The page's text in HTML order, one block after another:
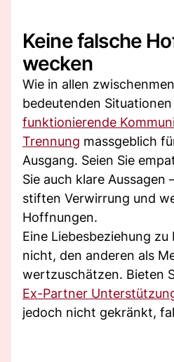
Keine falsche
wecken
Wie in allen
bedeutenden
funktionierende
Trennung massgeblich
Ausgang. Seien Sie
Sie auch klare Aussagen
stiften Verwirrung und
Hoffnungen.
Eine Liebesbeziehung
nicht, den anderen als
wertzuschätzen. Bieten
Ex-Partner
jedoch nicht gekränkt,